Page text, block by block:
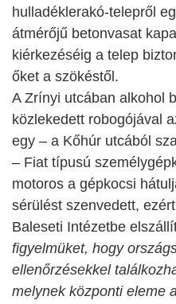
hulladéklerakó-telepről
átmérőjű betonvasat
kiérkezéséig a telep
őket a szökéstől.
A Zrínyi utcában alkohol
közlekedett robogójával
egy – a Kőhúr utcából
– Fiat típusú
motoros a gépkocsi
sérülést szenvedett,
Baleseti Intézetbe
figyelmüket, hogy
ellenőrzésekkel
melynek központi eleme